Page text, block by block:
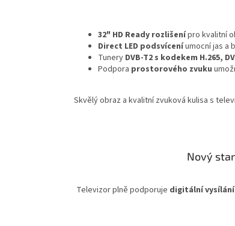
32" HD Ready rozlišenípro kvalitní
Direct LED podsvíceníumocní jas a
Tunery DVB-T2 s kodekem H.265,
Podpora prostorového zvuku
Skvělý obraz a kvalitní zvuková kulisa s
Nový
Televizor plně podporuje digitální vysílání